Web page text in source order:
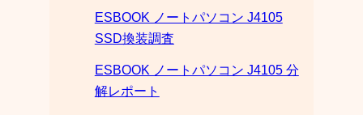
ESBOOK ノートパソコン J4105
SSD換装調査
ESBOOK ノートパソコン J4105 分
解レポート